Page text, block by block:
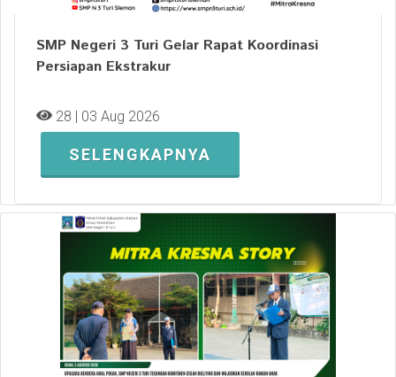
SMP Negeri 3 Turi Gelar Rapat Koordinasi
Persiapan Ekstrakur
28 | 03 Aug 2026
SELENGKAPNYA